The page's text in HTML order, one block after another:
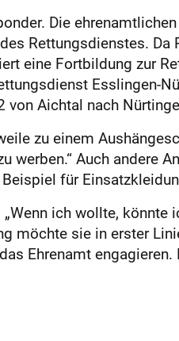
Die
Rettungsdienstes.
eine Fortbildung zur
Esslingen-
von Aichtal nach
zu einem
Auch andere
für
ich wollte, könnte
möchte sie in erster
Ehrenamt